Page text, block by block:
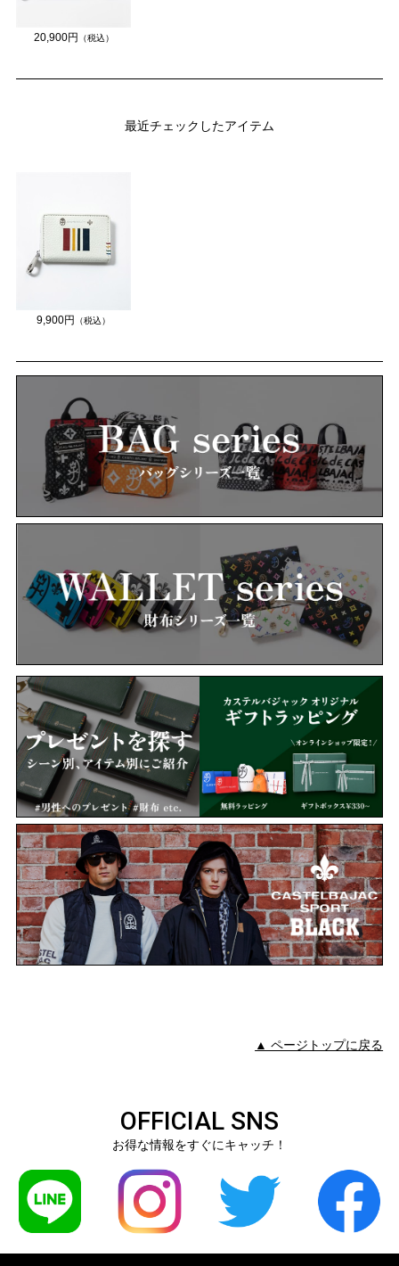
20,900円 （税込）
最近チェックしたアイテム
9,900円 （税込）
▲ ページトップに戻る
OFFICIAL SNS
お得な情報をすぐにキャッチ！